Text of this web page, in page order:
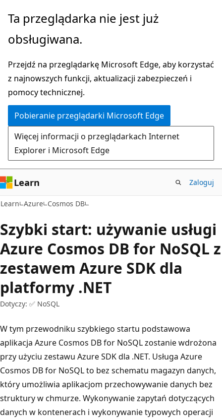
Przejdź
głównej
Ta przeglądarka nie jest już
obsługiwana.
Przejdź na przeglądarkę Microsoft Edge, aby korzystać
z najnowszych funkcji, aktualizacji zabezpieczeń i
pomocy technicznej.
Pobieranie przeglądarki Microsoft Edge
Więcej informacji o przeglądarkach Internet
Explorer i Microsoft Edge
Learn Zaloguj
Learn Azure Cosmos DB
Szybki start: używanie usługi
Azure Cosmos DB for NoSQL z
zestawem Azure SDK dla
platformy .NET
Dotyczy: ✅ NoSQL
W tym przewodniku szybkiego startu podstawowa
aplikacja Azure Cosmos DB for NoSQL zostanie wdrożona
przy użyciu zestawu Azure SDK dla .NET. Usługa Azure
Cosmos DB for NoSQL to bez schematu magazyn danych,
który umożliwia aplikacjom przechowywanie danych bez
struktury w chmurze. Wykonywanie zapytań dotyczących
danych w kontenerach i wykonywanie typowych operacji